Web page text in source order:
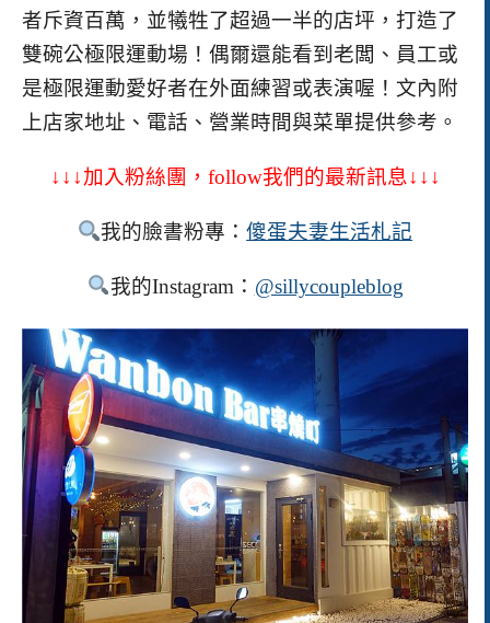
者斥資百萬，並犧牲了超過一半的店坪，打造了
雙碗公極限運動場！偶爾還能看到老闆、員工或
是極限運動愛好者在外面練習或表演喔！ 文內附
上店家地址、電話、營業時間與菜單提供參考。
↓↓↓加入粉絲團，follow我們的最新訊息↓↓↓
我的臉書粉專：傻蛋夫妻生活札記
我的Instagram： @sillycoupleblog